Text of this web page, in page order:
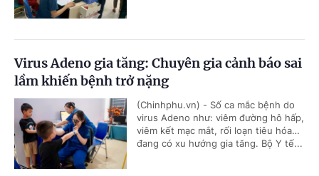
Virus Adeno gia tăng: Chuyên gia cảnh báo sai
lầm khiến bệnh trở nặng
(Chinhphu.vn) - Số ca mắc bệnh do
virus Adeno như: viêm đường hô hấp,
viêm kết mạc mắt, rối loạn tiêu hóa…
đang có xu hướng gia tăng. Bộ Y tế...